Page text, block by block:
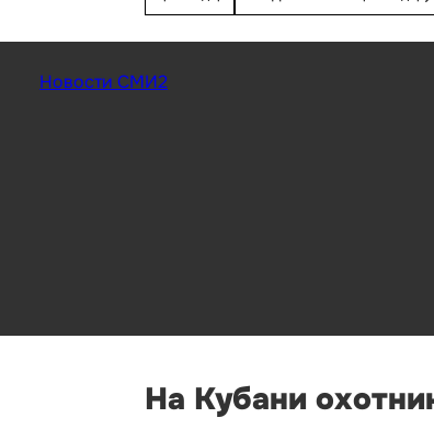
Новости СМИ2
На Кубани